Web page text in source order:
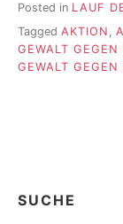
Posted in LAUF
Tagged AKTION
GEWALT GEGEN
GEWALT GEGEN
SUCHE